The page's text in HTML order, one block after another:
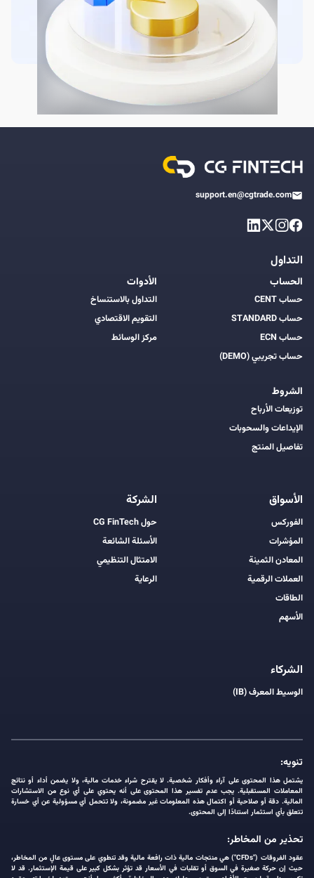
support.en@cgtrade.com
التداول
الحساب
حساب CENT
حساب STANDARD
حساب ECN
حساب تجريبي (DEMO)
الشروط
توزيعات الأرباح
الإيداعات والسحوبات
تفاصيل المنتج
الأدوات
التداول بالاستنساخ
التقويم الاقتصادي
مركز الوسائط
الأسواق
الفوركس
المؤشرات
المعادن الثمينة
العملات الرقمية
الطاقات
الأسهم
الشركة
حول CG FinTech
الأسئلة الشائعة
الامتثال التنظيمي
الرعاية
الشركاء
الوسيط المعرف (IB)
تنويه:
يشتمل هذا المحتوى على آراء وأفكار شخصية. لا يقترح شراء خدمات مالية، ولا يضمن أداء أو نتائج
المعاملات المستقبلية. يجب عدم تفسير هذا المحتوى على أنه يحتوي على أي نوع من الاستشارات
المالية. دقة أو صلاحية أو اكتمال هذه المعلومات غير مضمونة، ولا تتحمل أي مسؤولية عن أي خسارة
تتعلق بأي استثمار استنادًا إلى المحتوى.
تحذير من المخاطر:
عقود الفروقات ("CFDs") هي منتجات مالية ذات رافعة مالية وقد تنطوي على مستوى عالٍ من المخاطر،
حيث إن حركة صغيرة في السوق أو تقلبات في الأسعار قد تؤثر بشكل كبير على قيمة الإستثمار. قد لا